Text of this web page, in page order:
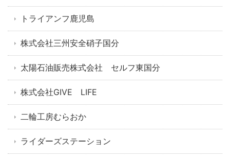
トライアンフ鹿児島
株式会社三州安全硝子国分
太陽石油販売株式会社 セルフ東国分
株式会社GIVE LIFE
二輪工房むらおか
ライダーズステーション